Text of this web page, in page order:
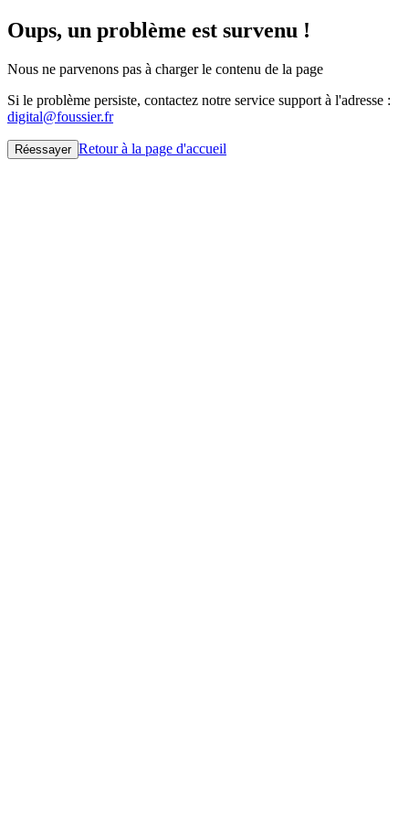
Oups, un problème est survenu !
Nous ne parvenons pas à charger le contenu de la page
Si le problème persiste, contactez notre service support à l'adresse :
digital@foussier.fr
Réessayer Retour à la page d'accueil